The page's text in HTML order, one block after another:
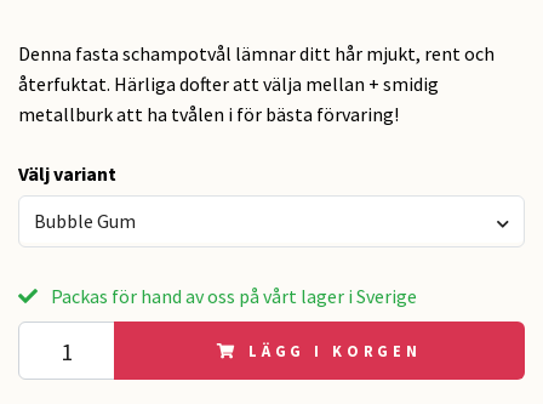
Denna fasta schampotvål lämnar ditt hår mjukt, rent och
återfuktat. Härliga dofter att välja mellan + smidig
metallburk att ha tvålen i för bästa förvaring!
Välj variant
Bubble Gum
Packas för hand av oss på vårt lager i Sverige
LÄGG I KORGEN